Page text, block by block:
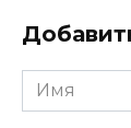
Имя
*